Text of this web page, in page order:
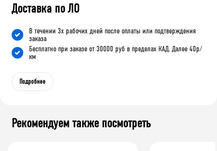
Доставка по ЛО
В течении 3х рабочих дней после оплаты или подтверждения
заказа
Бесплатно при заказе от 30000 руб в пределах КАД. Далее 40р/
км
Подробнее
Рекомендуем также посмотреть